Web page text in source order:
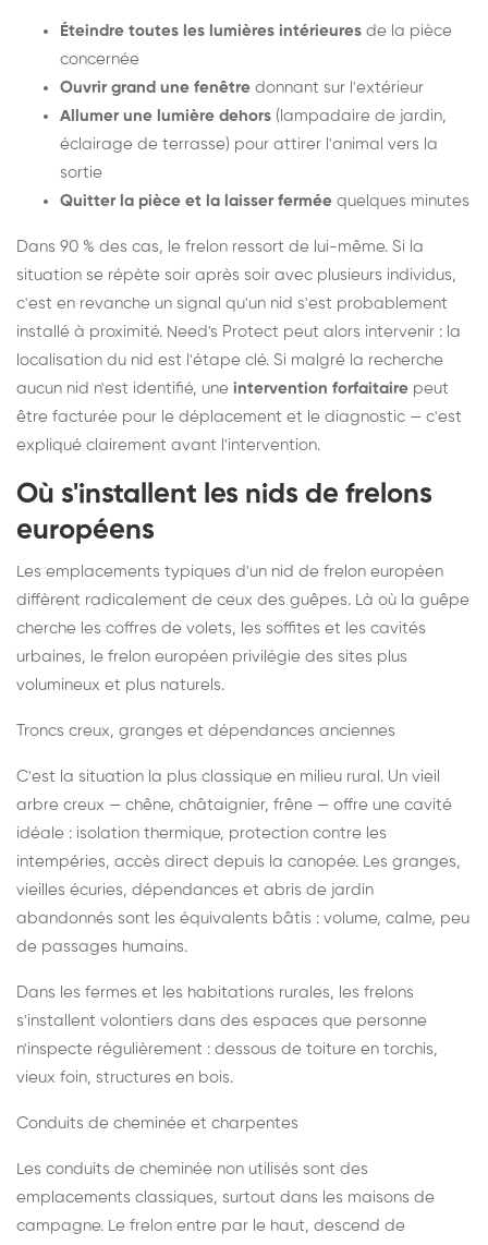
Éteindre toutes les lumières intérieures de la pièce
concernée
Ouvrir grand une fenêtre donnant sur l'extérieur
Allumer une lumière dehors (lampadaire de jardin,
éclairage de terrasse) pour attirer l'animal vers la
sortie
Quitter la pièce et la laisser fermée quelques minutes
Dans 90 % des cas, le frelon ressort de lui-même. Si la
situation se répète soir après soir avec plusieurs individus,
c'est en revanche un signal qu'un nid s'est probablement
installé à proximité. Need's Protect peut alors intervenir : la
localisation du nid est l'étape clé. Si malgré la recherche
aucun nid n'est identifié, une intervention forfaitaire peut
être facturée pour le déplacement et le diagnostic — c'est
expliqué clairement avant l'intervention.
Où s'installent les nids de frelons
européens
Les emplacements typiques d'un nid de frelon européen
diffèrent radicalement de ceux des guêpes. Là où la guêpe
cherche les coffres de volets, les soffites et les cavités
urbaines, le frelon européen privilégie des sites plus
volumineux et plus naturels.
Troncs creux, granges et dépendances anciennes
C'est la situation la plus classique en milieu rural. Un vieil
arbre creux — chêne, châtaignier, frêne — offre une cavité
idéale : isolation thermique, protection contre les
intempéries, accès direct depuis la canopée. Les granges,
vieilles écuries, dépendances et abris de jardin
abandonnés sont les équivalents bâtis : volume, calme, peu
de passages humains.
Dans les fermes et les habitations rurales, les frelons
s'installent volontiers dans des espaces que personne
n'inspecte régulièrement : dessous de toiture en torchis,
vieux foin, structures en bois.
Conduits de cheminée et charpentes
Les conduits de cheminée non utilisés sont des
emplacements classiques, surtout dans les maisons de
campagne. Le frelon entre par le haut, descend de